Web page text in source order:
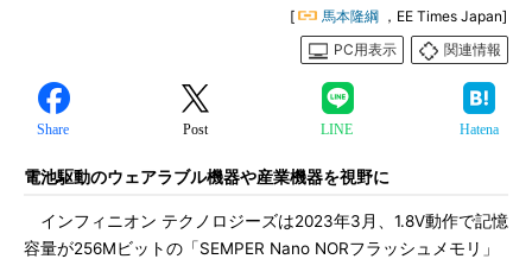
[ 馬本隆綱 ，EE Times Japan]
PC用表示
関連情報
Share Post LINE Hatena
電池駆動のウェアラブル機器や産業機器を視野に
インフィニオン テクノロジーズは2023年3月、1.8V動作で記憶
容量が256Mビットの「SEMPER Nano NORフラッシュメモリ」